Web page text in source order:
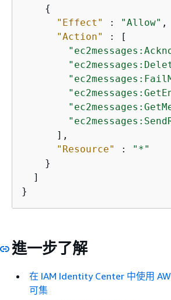
{
"Effect"
: "Allow" ,
"Action"
: [
      ],
"Resource"
:
"*"
    }
  ]
}
進一步了解
在 IAM Identity Center 中使用
可集